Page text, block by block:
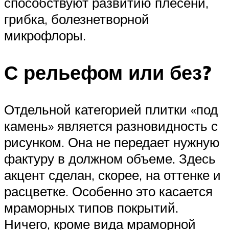
грибка, болезнетворной
микрофлоры.
С рельефом или без?
Отдельной категорией плитки «под
камень» является разновидность с
рисунком. Она не передает нужную
фактуру в должном объеме. Здесь
акцент сделан, скорее, на оттенке и
расцветке. Особенно это касается
мраморных типов покрытий.
Ничего, кроме вида мраморной